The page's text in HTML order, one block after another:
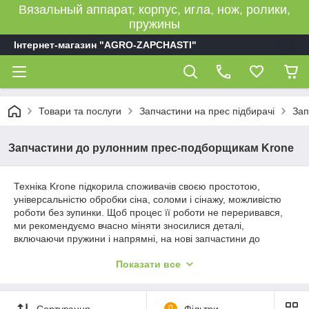
Вязальный аппарат, корпус, игла, нож, ролики,
пружины
Інтернет-магазин "AGRO-ZAPCHASTI"
Товари та послуги Запчастини на прес підбирачі
Запчастини до рулонним прес-подборщикам Krone
Техніка Krone підкорила споживачів своєю простотою,
універсальністю обробки сіна, соломи і сінажу, можливістю
роботи без зупинки. Щоб процес її роботи не переривався,
ми рекомендуємо вчасно міняти зносилися деталі,
включаючи пружини і напрямні, на нові запчастини до
Важливі запчастини до техніки Krone
Показати все